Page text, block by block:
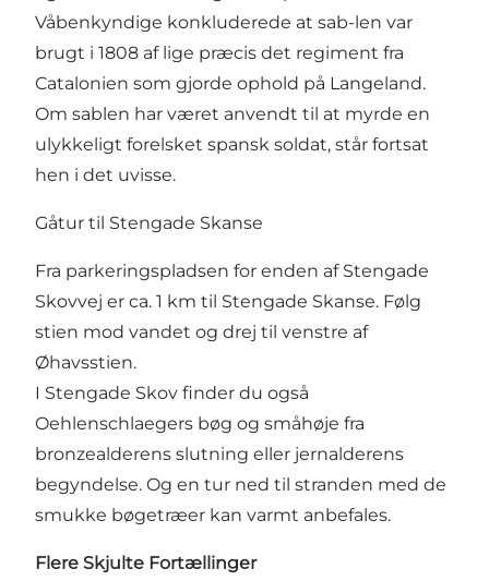
Våbenkyndige konkluderede at sab-len var
brugt i 1808 af lige præcis det regiment fra
Catalonien som gjorde ophold på Langeland.
Om sablen har været anvendt til at myrde en
ulykkeligt forelsket spansk soldat, står fortsat
hen i det uvisse.
Gåtur til Stengade Skanse
Fra parkeringspladsen for enden af Stengade
Skovvej er ca. 1 km til Stengade Skanse. Følg
stien mod vandet og drej til venstre af
Øhavsstien.
I Stengade Skov finder du også
Oehlenschlaegers bøg og småhøje fra
bronzealderens slutning eller jernalderens
begyndelse. Og en tur ned til stranden med de
smukke bøgetræer kan varmt anbefales.
Flere Skjulte Fortællinger